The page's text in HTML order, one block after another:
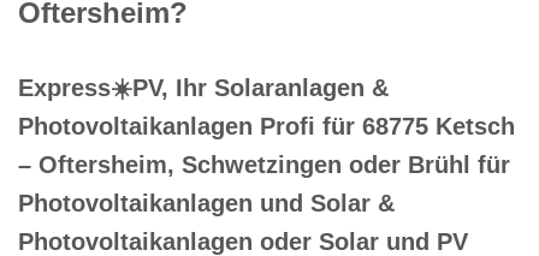
Oftersheim?
Express☀️PV️, Ihr Solaranlagen &
Photovoltaikanlagen Profi für 68775 Ketsch
– Oftersheim, Schwetzingen oder Brühl für
Photovoltaikanlagen und Solar &
Photovoltaikanlagen oder Solar und PV